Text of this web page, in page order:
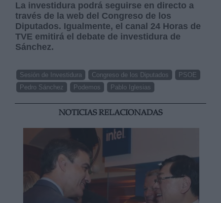
La investidura podrá seguirse en directo a
través de la web del Congreso de los
Diputados. Igualmente, el canal 24 Horas de
TVE emitirá el debate de investidura de
Sánchez.
Sesión de Investidura Congreso de los Diputados
PSOE
Pedro Sánchez
Podemos Pablo Iglesias
NOTICIAS RELACIONADAS